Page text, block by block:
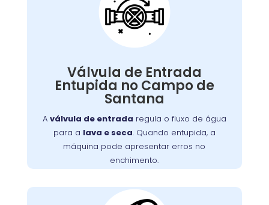
Válvula de Entrada
Entupida no Campo de
Santana
A válvula de entrada regula o fluxo de água
para a lava e seca. Quando entupida, a
máquina pode apresentar erros no
enchimento.
Válvula de Entrada de
Água Entupida
A válvula de entrada regula o fluxo de água
. Quando entupida, a
máquina pode apresentar erros no
enchimento ou não iniciar o ciclo de lavagem.
Detritos e depósitos de minerais são causas
comuns. Limpeza ou substituição da válvula é
necessária para o fluxo adequado de água.